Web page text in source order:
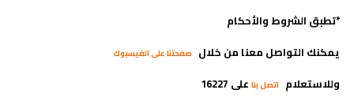
*تطبق الشروط والأحكام
يمكنك التواصل معنا من خلال صفحتنا على الفيسبوك
وللاستعلام اتصل بنا على 16227